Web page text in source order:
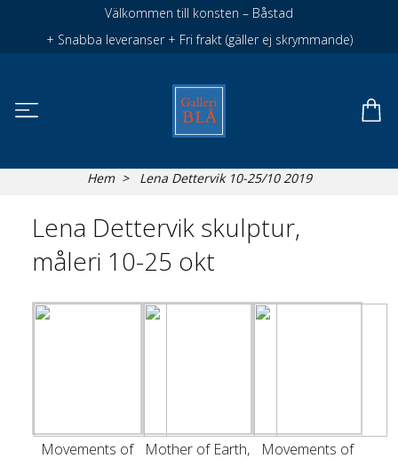
Välkommen till konsten – Båstad
+ Snabba leveranser + Fri frakt (gäller ej skrymmande)
Hem Lena Dettervik 10-25/10 2019
Lena Dettervik skulptur,
måleri 10-25 okt
Movements of
Mother of Earth,
Movements of